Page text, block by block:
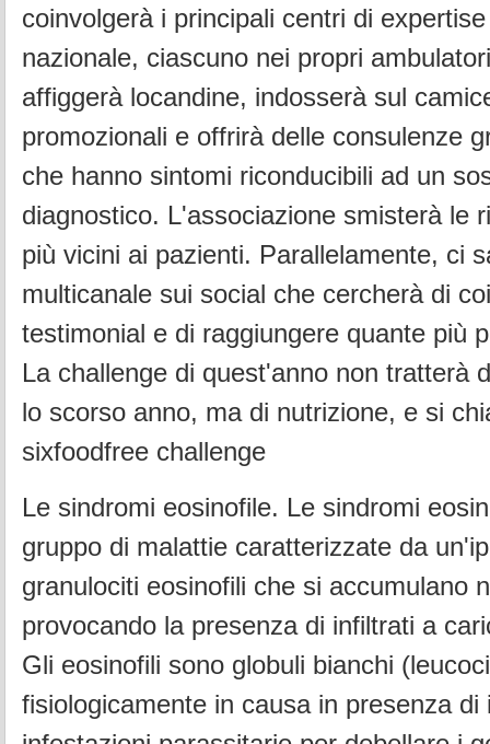
coinvolgerà i principali centri di
nazionale, ciascuno nei propri
affiggerà locandine, indosserà sul
promozionali e offrirà delle consulenze
che hanno sintomi riconducibili ad un
diagnostico. L'associazione smisterà le
più vicini ai pazienti. Parallelamente, ci
multicanale sui social che cercherà di
testimonial e di raggiungere quante più
La challenge di quest'anno non tratterà
lo scorso anno, ma di nutrizione, e si
sixfoodfree challenge
Le sindromi eosinofile. Le sindromi
gruppo di malattie caratterizzate da
granulociti eosinofili che si accumulano
provocando la presenza di infiltrati a
Gli eosinofili sono globuli bianchi
fisiologicamente in causa in presenza di